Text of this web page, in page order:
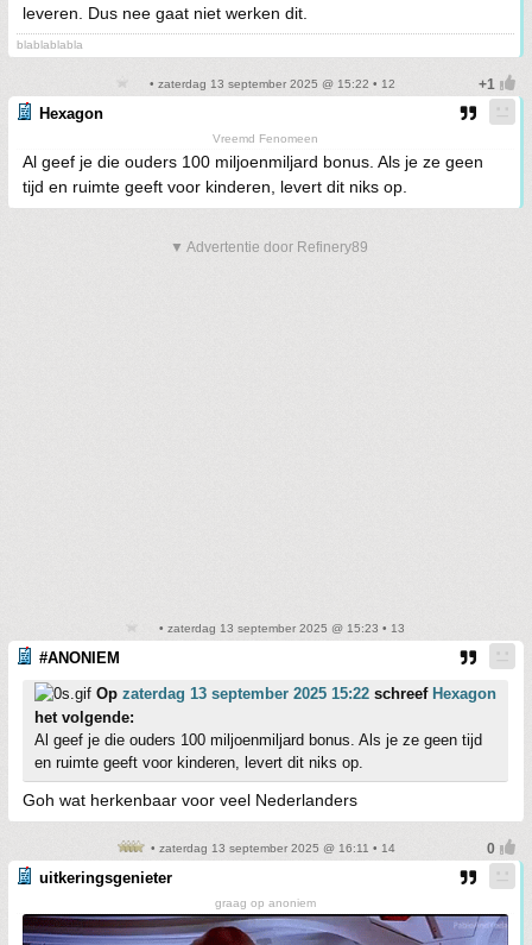
leveren. Dus nee gaat niet werken dit.
blablablabla
• zaterdag 13 september 2025 @ 15:22 • 12
Hexagon
Vreemd Fenomeen
Al geef je die ouders 100 miljoenmiljard bonus. Als je ze geen
tijd en ruimte geeft voor kinderen, levert dit niks op.
▼ Advertentie door Refinery89
• zaterdag 13 september 2025 @ 15:23 • 13
#ANONIEM
Op zaterdag 13 september 2025 15:22 schreef Hexagon
het volgende:
Al geef je die ouders 100 miljoenmiljard bonus. Als je ze geen tijd
en ruimte geeft voor kinderen, levert dit niks op.
Goh wat herkenbaar voor veel Nederlanders
• zaterdag 13 september 2025 @ 16:11 • 14
uitkeringsgenieter
graag op anoniem